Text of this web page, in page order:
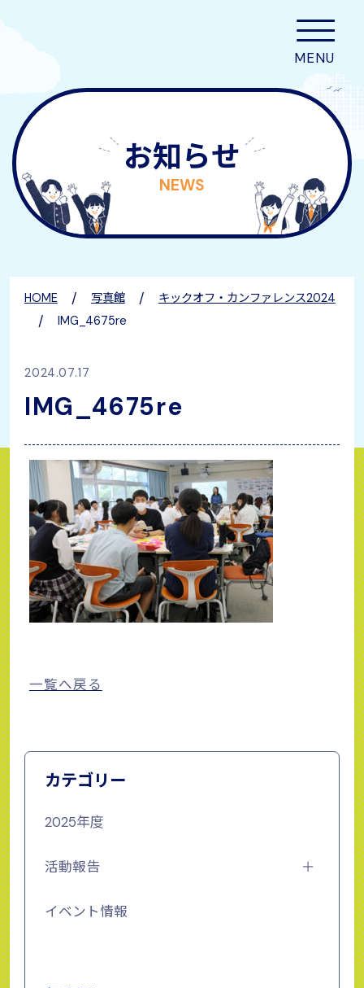
お知らせ
NEWS
HOME / 写真館/ キックオフ・カンファレンス2024
/ IMG_4675re
2024.07.17
IMG_4675re
一覧へ戻る
カテゴリー
2025年度
活動報告
イベント情報